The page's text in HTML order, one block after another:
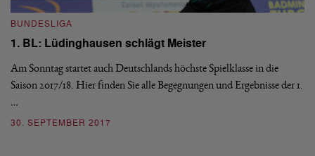
BUNDESLIGA
1. BL: Lüdinghausen schlägt Meister
Am Sonntag startet auch Deutschlands höchste Spielklasse in die
Saison 2017/18. Hier finden Sie alle Begegnungen und Ergebnisse der 1.
…
30. SEPTEMBER 2017